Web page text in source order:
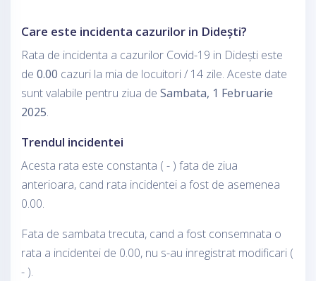
Care este incidenta cazurilor in Didești?
Rata de incidenta a cazurilor Covid-19 in Didești este
de 0.00 cazuri la mia de locuitori / 14 zile. Aceste date
sunt valabile pentru ziua de Sambata, 1 Februarie
2025.
Trendul incidentei
Acesta rata este constanta ( - ) fata de ziua
anterioara, cand rata incidentei a fost de asemenea
0.00.
Fata de sambata trecuta, cand a fost consemnata o
rata a incidentei de 0.00, nu s-au inregistrat modificari (
- ).